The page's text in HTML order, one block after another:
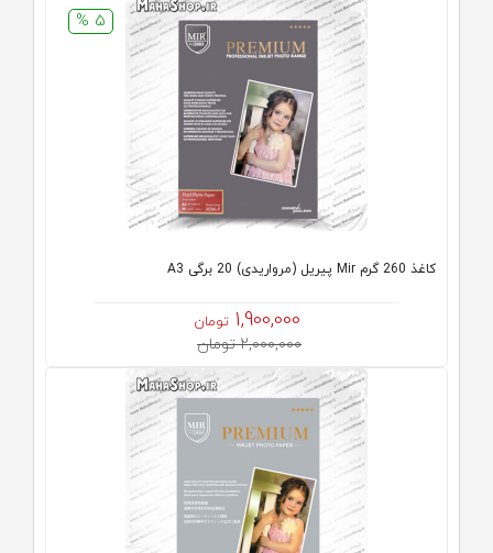
5 %
کاغذ 260 گرم Mir پیریل (مرواریدی) 20 برگی A3
1,900,000 تومان
2,000,000 تومان